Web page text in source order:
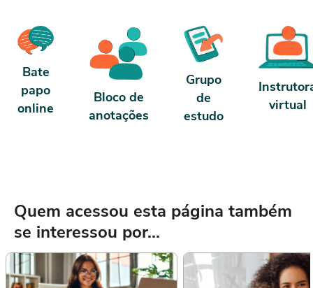
Bate
papo
online
Bloco de
anotações
Grupo
de
estudo
virtual
Quem acessou esta página também
se interessou por...